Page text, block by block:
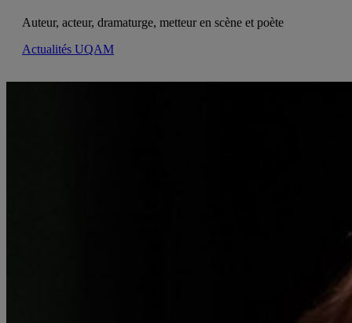
Auteur, acteur, dramaturge, metteur en scène et poète
Actualités UQAM